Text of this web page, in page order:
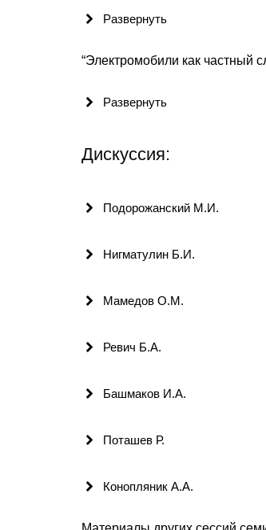
Развернуть
“Электромобили как частный
Развернуть
Дискуссия:
Подорожанский М.И.
Нигматулин Б.И.
Мамедов О.М.
Ревич Б.А.
Башмаков И.А.
Поташев Р.
Конопляник А.А.